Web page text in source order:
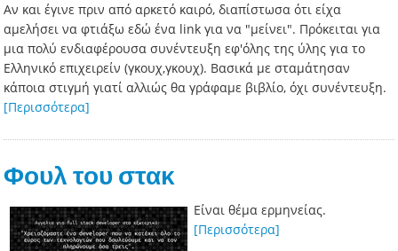
Αν και έγινε πριν από αρκετό καιρό, διαπίστωσα ότι είχα
αμελήσει να φτιάξω εδώ ένα link για να "μείνει". Πρόκειται για
μια πολύ ενδιαφέρουσα συνέντευξη εφ'όλης της ύλης για το
Ελληνικό επιχειρείν (γκουχ,γκουχ). Βασικά με σταμάτησαν
κάποια στιγμή γιατί αλλιώς θα γράφαμε βιβλίο, όχι συνέντευξη.
[Περισσότερα]
Φουλ του στακ
Είναι θέμα ερμηνείας.
[Περισσότερα]